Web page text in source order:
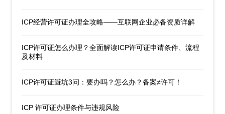
ICP经营许可证办理全攻略——互联网企业必备资质详解
ICP许可证怎么办理？全面解读ICP许可证申请条件、流程
及材料
ICP许可证避坑3问：要办吗？怎么办？备案≠许可！
ICP 许可证办理条件与违规风险